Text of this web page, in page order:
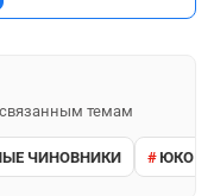
темам
ЧИНОВНИКИ ЮКО